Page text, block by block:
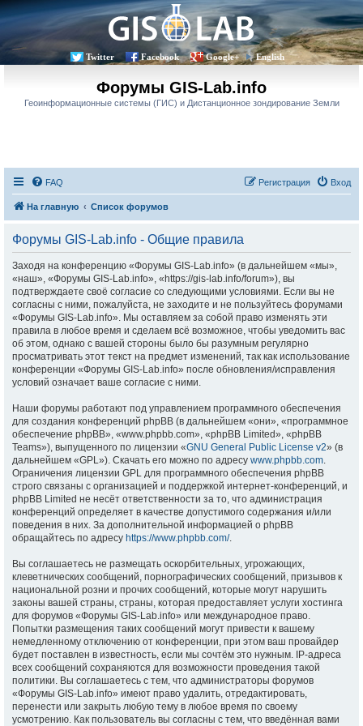
Twitter Facebook Google+ English
Форумы GIS-Lab.info
Геоинформационные системы (ГИС) и Дистанционное зондирование Земли
FAQ Вход
Регистрация
На главную Список форумов
Форумы GIS-Lab.info - Общие правила
Заходя на конференцию «Форумы GIS-Lab.info» (в дальнейшем «мы»,
«наш», «Форумы GIS-Lab.info», «https://gis-lab.info/forum»), вы
подтверждаете своё согласие со следующими условиями. Если вы не
согласны с ними, пожалуйста, не заходите и не пользуйтесь форумами
«Форумы GIS-Lab.info». Мы оставляем за собой право изменять эти
правила в любое время и сделаем всё возможное, чтобы уведомить вас
об этом, однако с вашей стороны было бы разумным регулярно
просматривать этот текст на предмет изменений, так как использование
конференции «Форумы GIS-Lab.info» после обновления/исправления
условий означает ваше согласие с ними.
Наши форумы работают под управлением программного обеспечения
для создания конференций phpBB (в дальнейшем «они», «программное
обеспечение phpBB», «www.phpbb.com», «phpBB Limited», «phpBB
Teams»), выпущенного по лицензии «GNU General Public License v2» (в
дальнейшем «GPL»). Скачать его можно по адресу www.phpbb.com.
Ограничения лицензии GPL для программного обеспечения phpBB
строго связаны с организацией и поддержкой интернет-конференций, и
phpBB Limited не несёт ответственности за то, что администрация
конференций определяет в качестве допустимого содержания и/или
поведения в них. За дополнительной информацией о phpBB
обращайтесь по адресу https://www.phpbb.com/.
Вы соглашаетесь не размещать оскорбительных, угрожающих,
клеветнических сообщений, порнографических сообщений, призывов к
национальной розни и прочих сообщений, которые могут нарушить
законы вашей страны, страны, которая предоставляет услуги хостинга
для форумов «Форумы GIS-Lab.info» или международное право.
Попытки размещения таких сообщений могут привести к вашему
немедленному отключению от конференции, при этом ваш провайдер
будет поставлен в известность, если мы сочтём это нужным. IP-адреса
всех сообщений сохраняются для возможности проведения такой
политики. Вы соглашаетесь с тем, что администраторы форумов
«Форумы GIS-Lab.info» имеют право удалить, отредактировать,
перенести или закрыть любую тему в любое время по своему
усмотрению. Как пользователь вы согласны с тем, что введённая вами